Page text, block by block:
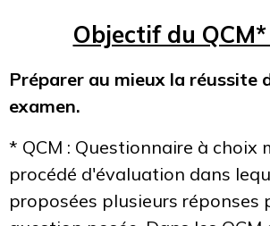
Objectif du
Préparer au mieux la réussite
examen.
* QCM : Questionnaire à choix
procédé d'évaluation dans
proposées plusieurs réponses